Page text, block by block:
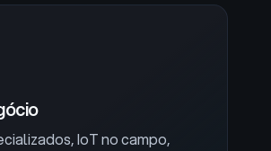
IoT no campo,